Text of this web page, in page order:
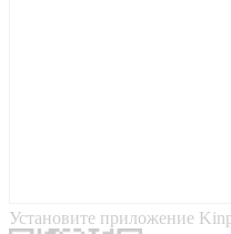
Установите приложение